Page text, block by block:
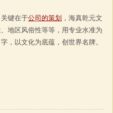
键在于公司的策划 ，海真乾元文
地区风俗性等等，用专业水准为
，以文化为底蕴，创世界名牌。